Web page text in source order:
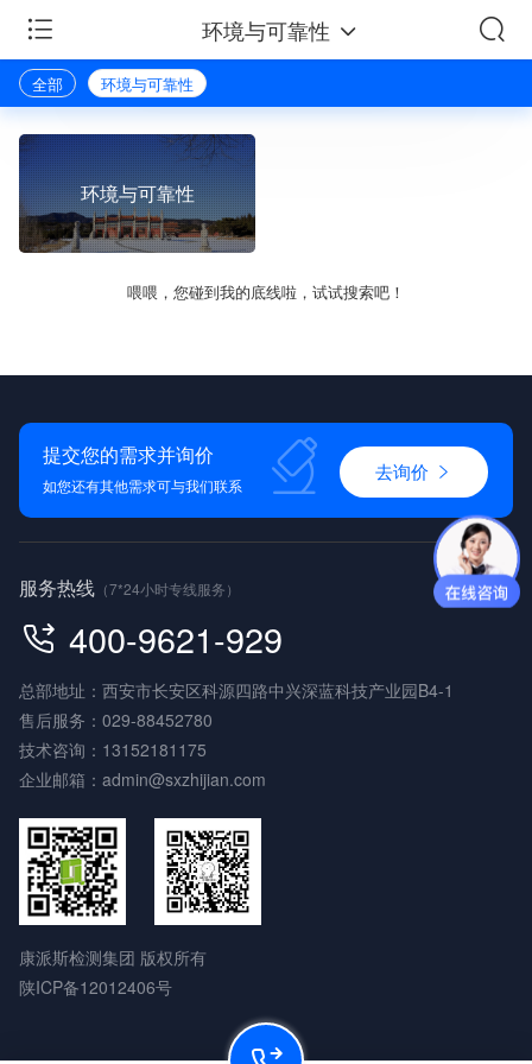
环境与可靠性
全部 环境与可靠性
环境与可靠性
喂喂，您碰到我的底线啦，试试搜索吧！
提交您的需求并询价
如您还有其他需求可与我们联系
去询价
服务热线 （7*24小时专线服务）
400-9621-929
总部地址：西安市长安区科源四路中兴深蓝科技产业园B4-1
售后服务： 029-88452780
技术咨询： 13152181175
企业邮箱： admin@sxzhijian.com
康派斯检测集团 版权所有
陕ICP备12012406号